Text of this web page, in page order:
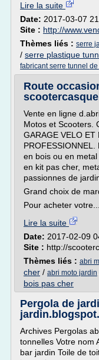
Lire la suite
Date: 2017-03-07
Site : http://
Thèmes liés : serre
/ serre plastique
fabricant serre tunnel
Route
Vente en ligne
Motos et Scooters.
GARAGE VELO ET
en bois ou en
en kit pas cher,
passionnes de
Grand choix de
Pour acheter votre...
Lire la suite
Date: 2017-02-09
Site : http://
Thèmes liés : abri
cher / abri moto jardin
bois pas cher
Pergola de
Archives Pergolas
tonnelles Votre nom
bar jardin Toile de